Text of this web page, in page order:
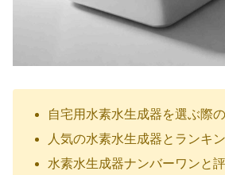
自宅用水素水生成器を選ぶ際
人気の水素水生成器とランキ
水素水生成器ナンバーワンと